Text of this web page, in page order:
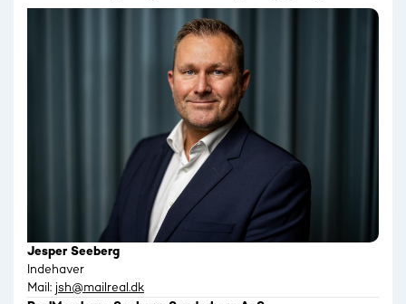
Jesper Seeberg
Indehaver
Mail: jsh@mailreal.dk